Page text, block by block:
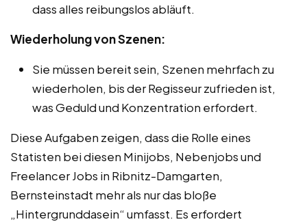
dass alles reibungslos abläuft.
Wiederholung von Szenen:
Sie müssen bereit sein, Szenen mehrfach zu
wiederholen, bis der Regisseur zufrieden ist,
was Geduld und Konzentration erfordert.
Diese Aufgaben zeigen, dass die Rolle eines
Statisten bei diesen Minijobs, Nebenjobs und
Freelancer Jobs in Ribnitz-Damgarten,
Bernsteinstadt mehr als nur das bloße
„Hintergrunddasein“ umfasst. Es erfordert